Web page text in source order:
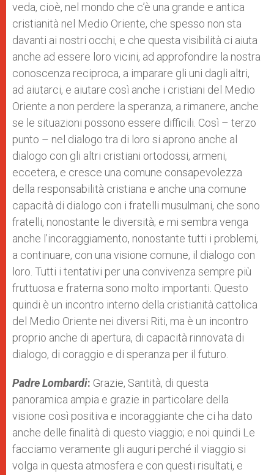
veda, cioè, nel mondo che c’è una grande e antica
cristianità nel Medio Oriente, che spesso non sta
davanti ai nostri occhi, e che questa visibilità ci aiuta
anche ad essere loro vicini, ad approfondire la nostra
conoscenza reciproca, a imparare gli uni dagli altri,
ad aiutarci, e aiutare così anche i cristiani del Medio
Oriente a non perdere la speranza, a rimanere, anche
se le situazioni possono essere difficili. Così – terzo
punto – nel dialogo tra di loro si aprono anche al
dialogo con gli altri cristiani ortodossi, armeni,
eccetera, e cresce una comune consapevolezza
della responsabilità cristiana e anche una comune
capacità di dialogo con i fratelli musulmani, che sono
fratelli, nonostante le diversità; e mi sembra venga
anche l’incoraggiamento, nonostante tutti i problemi,
a continuare, con una visione comune, il dialogo con
loro. Tutti i tentativi per una convivenza sempre più
fruttuosa e fraterna sono molto importanti. Questo
quindi è un incontro interno della cristianità cattolica
del Medio Oriente nei diversi Riti, ma è un incontro
proprio anche di apertura, di capacità rinnovata di
dialogo, di coraggio e di speranza per il futuro.
Padre Lombardi: Grazie, Santità, di questa
panoramica ampia e grazie in particolare della
visione così positiva e incoraggiante che ci ha dato
anche delle finalità di questo viaggio; e noi quindi Le
facciamo veramente gli auguri perché il viaggio si
volga in questa atmosfera e con questi risultati, e